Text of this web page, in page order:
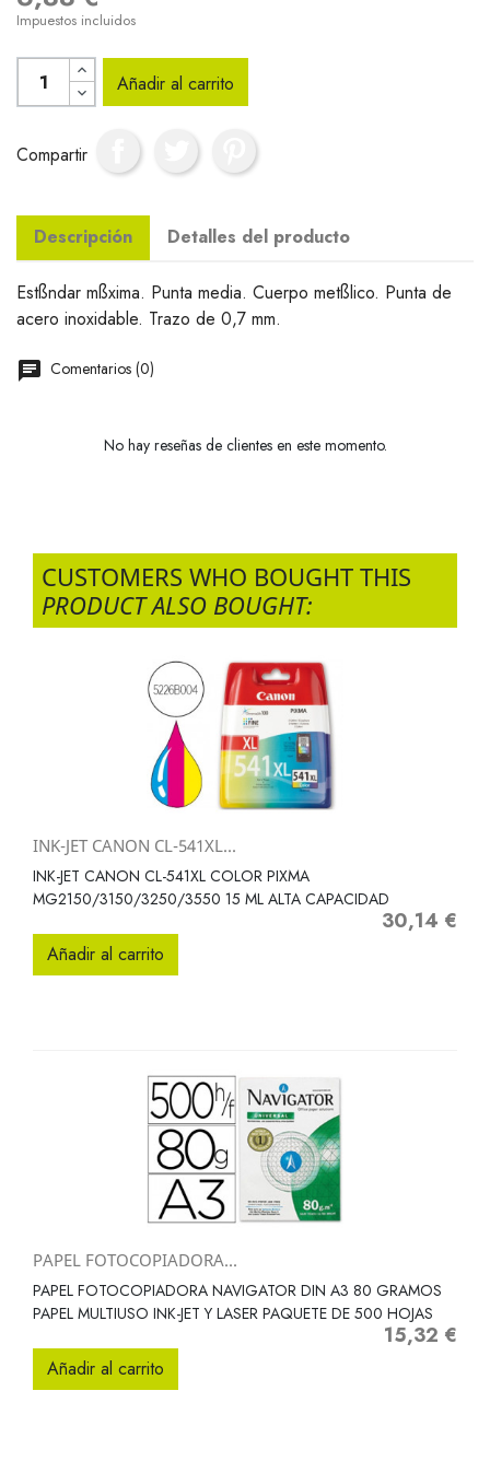
Impuestos incluidos
Añadir al carrito
Compartir
Descripción Detalles del producto
Estßndar mßxima. Punta media. Cuerpo metßlico. Punta de
acero inoxidable. Trazo de 0,7 mm.
Comentarios (0)
No hay reseñas de clientes en este momento.
CUSTOMERS WHO BOUGHT THIS
PRODUCT ALSO BOUGHT:
INK-JET CANON CL-541XL...
INK-JET CANON CL-541XL COLOR PIXMA
MG2150/3150/3250/3550 15 ML ALTA CAPACIDAD
Precio
30,14 €
Añadir al carrito
PAPEL FOTOCOPIADORA...
PAPEL FOTOCOPIADORA NAVIGATOR DIN A3 80 GRAMOS
PAPEL MULTIUSO INK-JET Y LASER PAQUETE DE 500 HOJAS
Precio
15,32 €
Añadir al carrito